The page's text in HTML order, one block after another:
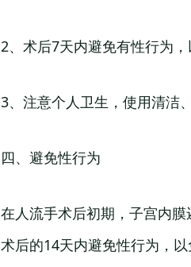
2、术后7天内避免有性行为，
3、注意个人卫生，使用清洁
四、避免性行为
在人流手术后初期，子宫内
术后的14天内避免性行为，